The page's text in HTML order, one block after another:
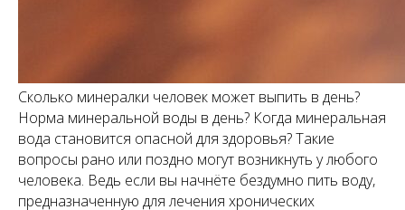
Сколько минералки человек может выпить в день?
Норма минеральной воды в день? Когда минеральная
вода становится опасной для здоровья? Такие
вопросы рано или поздно могут возникнуть у любого
человека. Ведь если вы начнёте бездумно пить воду,
предназначенную для лечения хронических